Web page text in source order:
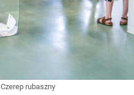
Czerep rubaszny